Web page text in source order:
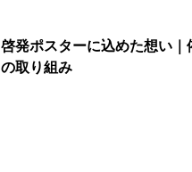
啓発ポスターに込めた想い｜
の取り組み